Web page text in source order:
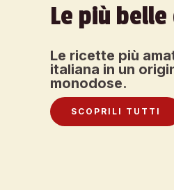
Le più
Le ricette più
italiana in un
monodose.
SCOPRILI TUTTI